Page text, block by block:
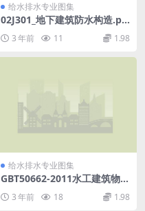
给水排水专业图集
02J301_地下建筑防水构造.pd
3 年前 11 1.98
给水排水专业图集
GBT50662-2011水工建筑物抗
3 年前 18 1.98